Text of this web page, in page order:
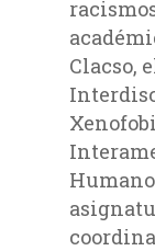
Clacso,